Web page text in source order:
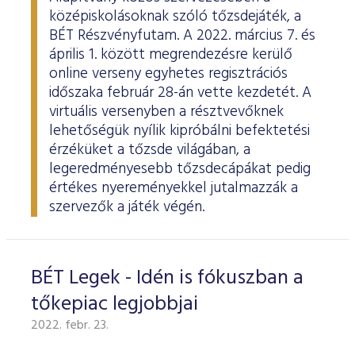
középiskolásoknak szóló tőzsdejáték, a
BÉT Részvényfutam. A 2022. március 7. és
április 1. között megrendezésre kerülő
online verseny egyhetes regisztrációs
időszaka február 28-án vette kezdetét. A
virtuális versenyben a résztvevőknek
lehetőségük nyílik kipróbálni befektetési
érzéküket a tőzsde világában, a
legeredményesebb tőzsdecápákat pedig
értékes nyereményekkel jutalmazzák a
szervezők a játék végén.
BÉT Legek - Idén is fókuszban a
tőkepiac legjobbjai
2022. febr. 23.